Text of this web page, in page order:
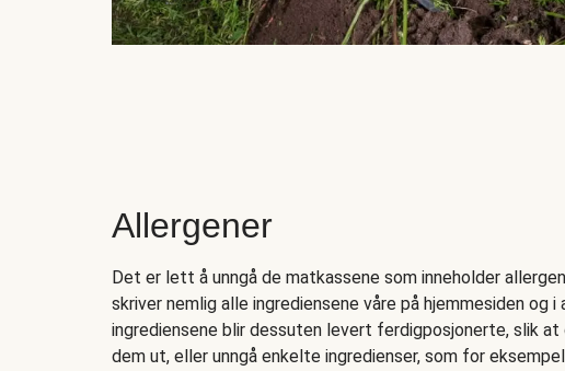
Allergener
Det er lett å unngå de matkassene som inneholder
skriver nemlig alle ingrediensene våre på hjemmesiden og i
ingrediensene blir dessuten levert ferdigposjonerte, slik
dem ut, eller unngå enkelte ingredienser, som for